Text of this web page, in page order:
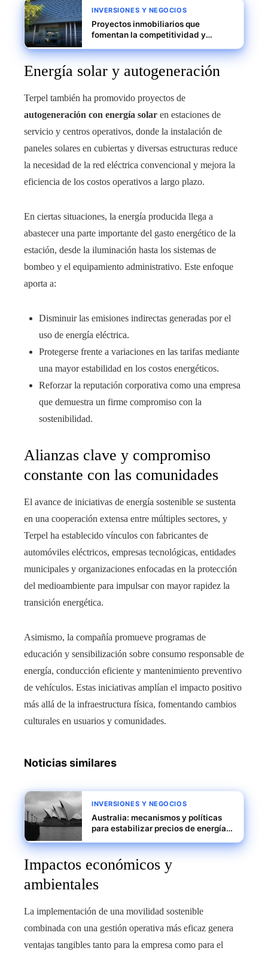
INVERSIONES Y NEGOCIOS
Proyectos inmobiliarios que
fomentan la competitividad y
Energía solar y autogeneración
Terpel también ha promovido proyectos de
autogeneración con energía solar en estaciones de
servicio y centros operativos, donde la instalación de
paneles solares en cubiertas y diversas estructuras reduce
la necesidad de la red eléctrica convencional y mejora la
eficiencia de los costos operativos a largo plazo.
En ciertas situaciones, la energía producida llega a
abastecer una parte importante del gasto energético de la
estación, desde la iluminación hasta los sistemas de
bombeo y el equipamiento administrativo. Este enfoque
aporta a:
Disminuir las emisiones indirectas generadas por el
uso de energía eléctrica.
Protegerse frente a variaciones en las tarifas mediante
una mayor estabilidad en los costos energéticos.
Reforzar la reputación corporativa como una empresa
que demuestra un firme compromiso con la
sostenibilidad.
Alianzas clave y compromiso
constante con las comunidades
El avance de iniciativas de energía sostenible se sustenta
en una cooperación extensa entre múltiples sectores, y
Terpel ha establecido vínculos con fabricantes de
automóviles eléctricos, empresas tecnológicas, entidades
municipales y organizaciones enfocadas en la protección
del medioambiente para impulsar con mayor rapidez la
transición energética.
Asimismo, la compañía promueve programas de
educación y sensibilización sobre consumo responsable de
energía, conducción eficiente y mantenimiento preventivo
de vehículos. Estas iniciativas amplían el impacto positivo
más allá de la infraestructura física, fomentando cambios
culturales en usuarios y comunidades.
Noticias similares
INVERSIONES Y NEGOCIOS
Australia: mecanismos y políticas
para estabilizar precios de energía y
industrial
Impactos económicos y
ambientales
La implementación de una movilidad sostenible
combinada con una gestión operativa más eficaz genera
ventajas tangibles tanto para la empresa como para el